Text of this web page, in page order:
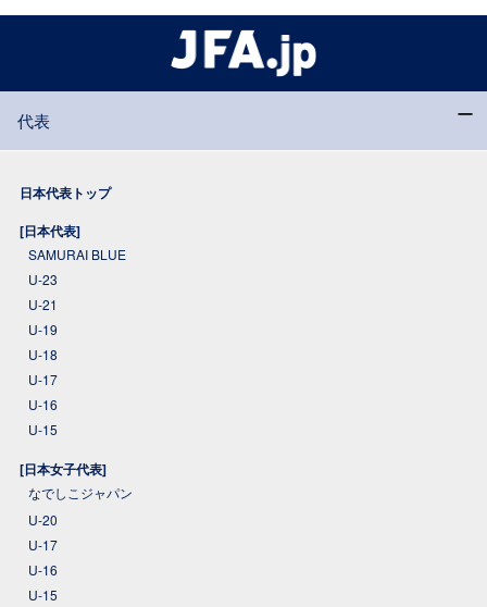
代表
日本代表トップ
[日本代表]
SAMURAI BLUE
U-23
U-21
U-19
U-18
U-17
U-16
U-15
[日本女子代表]
なでしこジャパン
U-20
U-17
U-16
U-15